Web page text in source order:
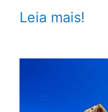
Punta
Leia mais!